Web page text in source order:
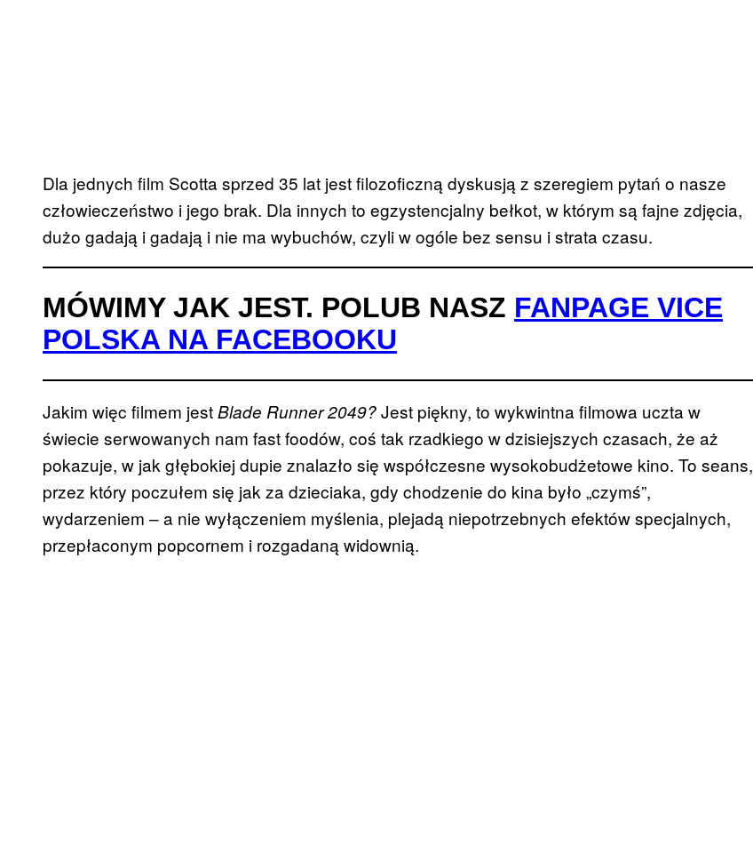
Dla jednych film Scotta sprzed 35 lat jest filozoficzną dyskusją z szeregiem pytań o nasze
człowieczeństwo i jego brak. Dla innych to egzystencjalny bełkot, w którym są fajne zdjęcia,
dużo gadają i gadają i nie ma wybuchów, czyli w ogóle bez sensu i strata czasu.
MÓWIMY JAK JEST. POLUB NASZ FANPAGE VICE
POLSKA NA FACEBOOKU
Jakim więc filmem jestBlade Runner 2049?Jest piękny, to wykwintna filmowa uczta w
świecie serwowanych nam fast foodów, coś tak rzadkiego w dzisiejszych czasach, że aż
pokazuje, w jak głębokiej dupie znalazło się współczesne wysokobudżetowe kino. To seans,
przez który poczułem się jak za dzieciaka, gdy chodzenie do kina było „czymś”,
wydarzeniem – a nie wyłączeniem myślenia, plejadą niepotrzebnych efektów specjalnych,
przepłaconym popcornem i rozgadaną widownią.